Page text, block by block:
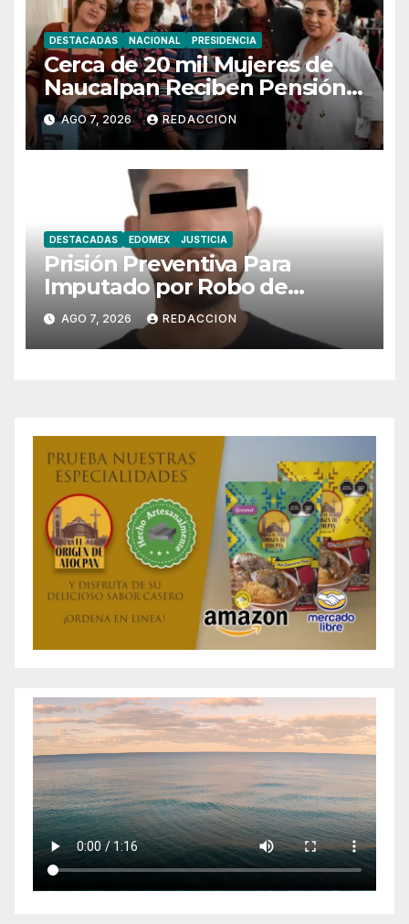
DESTACADAS NACIONAL PRESIDENCIA
Cerca de 20 mil Mujeres de
Naucalpan Reciben Pensión
Mujeres Bienestar
AGO 7, 2026 REDACCION
DESTACADAS EDOMEX JUSTICIA
Prisión Preventiva Para
Imputado por Robo de
Motoneta en Chimalhuacán
AGO 7, 2026 REDACCION